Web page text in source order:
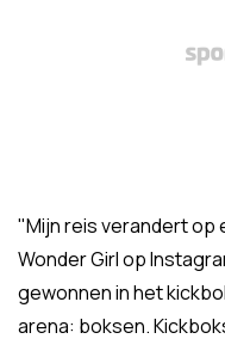
"Mijn reis verandert op
Wonder Girl op
gewonnen in het
arena: boksen.